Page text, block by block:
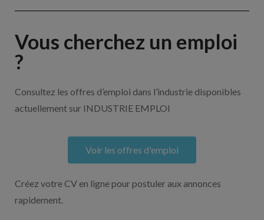
Vous cherchez un emploi
?
Consultez les offres d’emploi dans l’industrie disponibles
actuellement sur INDUSTRIE EMPLOI
Voir les offres d'emploi
Créez votre CV en ligne pour postuler aux annonces
rapidement.